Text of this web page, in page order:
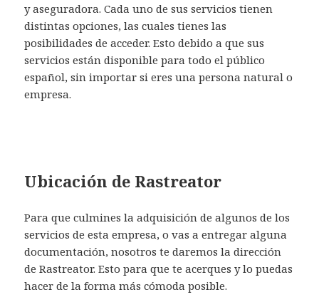
y aseguradora. Cada uno de sus servicios tienen
distintas opciones, las cuales tienes las
posibilidades de acceder. Esto debido a que sus
servicios están disponible para todo el público
español, sin importar si eres una persona natural o
empresa.
Ubicación de Rastreator
Para que culmines la adquisición de algunos de los
servicios de esta empresa, o vas a entregar alguna
documentación, nosotros te daremos la dirección
de Rastreator. Esto para que te acerques y lo puedas
hacer de la forma más cómoda posible.